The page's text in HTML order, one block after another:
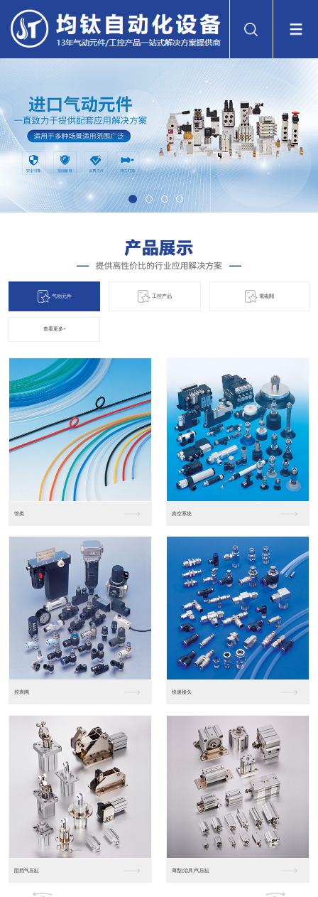
气动元件 工控产品 電磁閞
查看更多+
进口松下PLC2 进口松下PLC
东莞松下PLC 松下人机界面GT07
松下人机界面DP10... 数字光钎传感器FX-...